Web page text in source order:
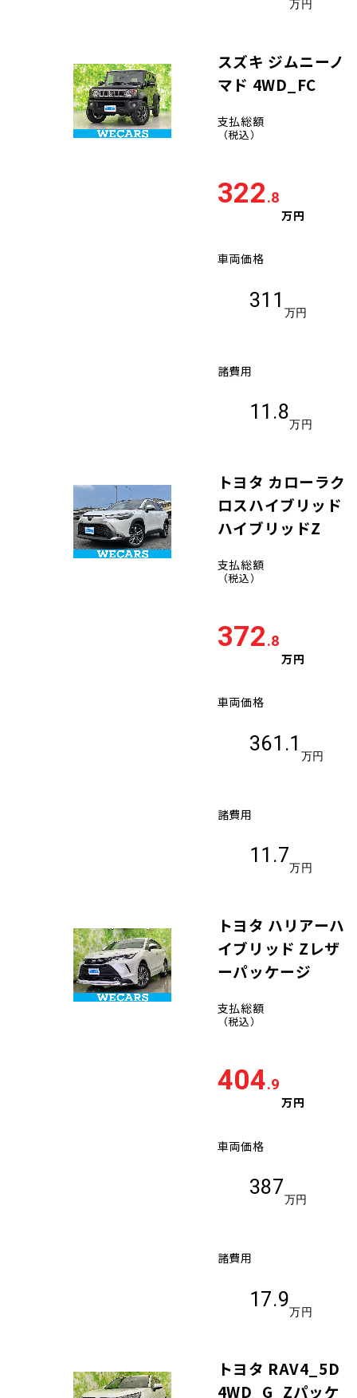
万円
スズキ ジムニーノ
マド 4WD_FC
支払総額
（税込）
322.8
万円
車両価格
311
万円
諸費用
11.8
万円
トヨタ カローラク
ロスハイブリッド
ハイブリッドZ
支払総額
（税込）
372.8
万円
車両価格
361.1
万円
諸費用
11.7
万円
トヨタ ハリアーハ
イブリッド Zレザ
ーパッケージ
支払総額
（税込）
404.9
万円
車両価格
387
万円
諸費用
17.9
万円
トヨタ RAV4_5D
4WD_G_Zパッケ